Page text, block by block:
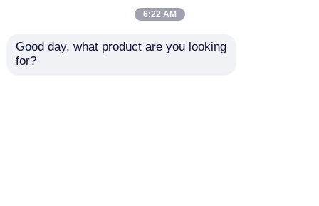
Kugelgewindetrieb mit
Kugelumlaufspindeln
mit gerolltem Gewinde
6:22 AM
Good day, what product are you looking
for?